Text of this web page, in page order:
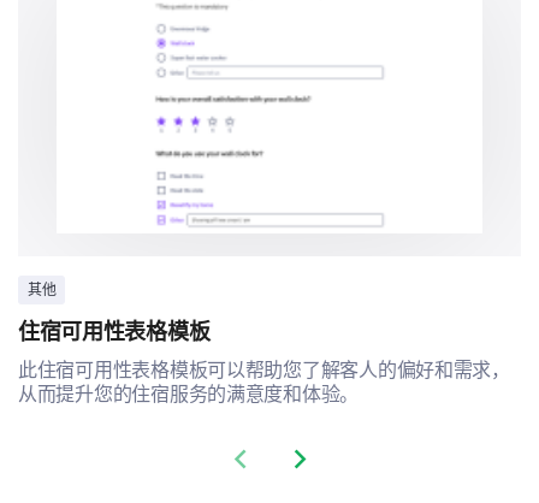
其他
住宿可用性表格模板
此住宿可用性表格模板可以帮助您了解客人的偏好和需求，
从而提升您的住宿服务的满意度和体验。
Previous slide
Next slide